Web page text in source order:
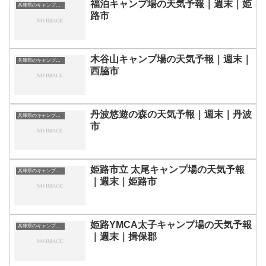
兵庫県のキャンプ場一覧
福泊キャンプ場の天気予報｜週末｜姫
路市
兵庫県のキャンプ場一覧
木谷山キャンプ場の天気予報｜週末｜
西脇市
兵庫県のキャンプ場一覧
丹波悠遊の森の天気予報｜週末｜丹波
市
兵庫県のキャンプ場一覧
姫路市立 太尾キャンプ場の天気予報
｜週末｜姫路市
兵庫県のキャンプ場一覧
姫路YMCA太子キャンプ場の天気予報
｜週末｜揖保郡